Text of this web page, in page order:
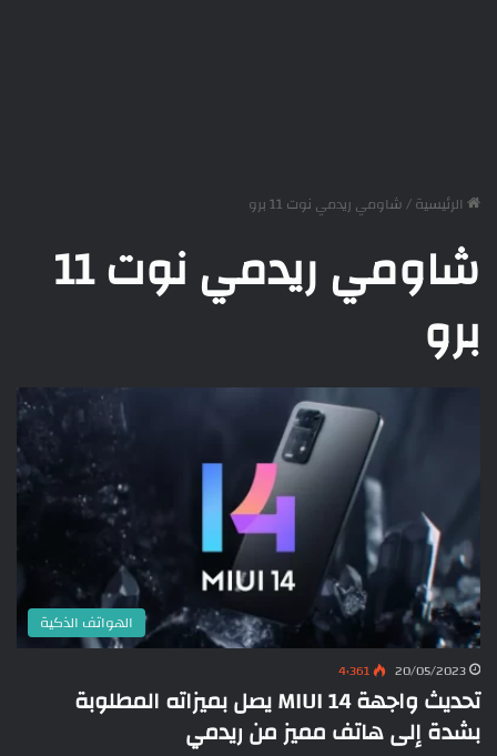
الرئيسية/شاومي ريدمي نوت 11 برو
شاومي ريدمي نوت 11
برو
الهواتف الذكية
20/05/2023 4٬361
تحديث واجهة MIUI 14 يصل بميزاته المطلوبة
بشدة إلى هاتف مميز من ريدمي